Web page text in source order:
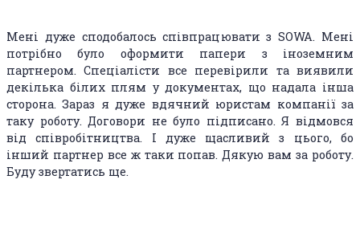
Мені дуже сподобалось співпрацювати з SOWA. Мені
потрібно було оформити папери з іноземним
партнером. Спеціалісти все перевірили та виявили
декілька білих плям у документах, що надала інша
сторона. Зараз я дуже вдячний юристам компанії за
таку роботу. Договори не було підписано. Я відмовся
від співробітництва. І дуже щасливий з цього, бо
інший партнер все ж таки попав. Дякую вам за роботу.
Буду звертатись ще.